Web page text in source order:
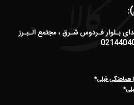
بـلوار فـردوس شـرق ، مجتمع الـبـرز
هماهنگی قبلی*
*